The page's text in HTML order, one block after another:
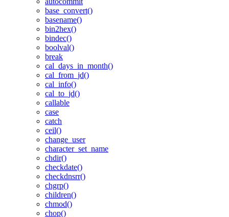
base_convert()
basename()
bin2hex()
bindec()
boolval()
break
cal_days_in_month()
cal_from_jd()
cal_info()
cal_to_jd()
callable
case
catch
ceil()
change_user
character_set_name
chdir()
checkdate()
checkdnsrr()
chgrp()
children()
chmod()
chop()